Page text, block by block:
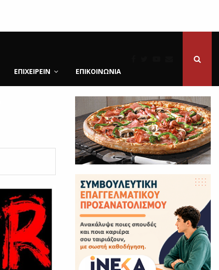
ΕΠΙΧΕΙΡΕΙΝ ΕΠΙΚΟΙΝΩΝΊΑ